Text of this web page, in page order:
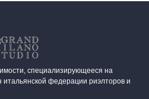
специализирующееся на
итальянской федерации риэлторов и